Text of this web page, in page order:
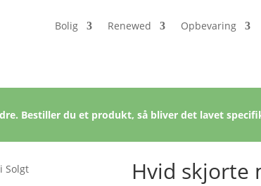
Bolig Renewed Opbevaring
Bestiller du et produkt, så bliver det lavet
Solgt Hvid skjorte